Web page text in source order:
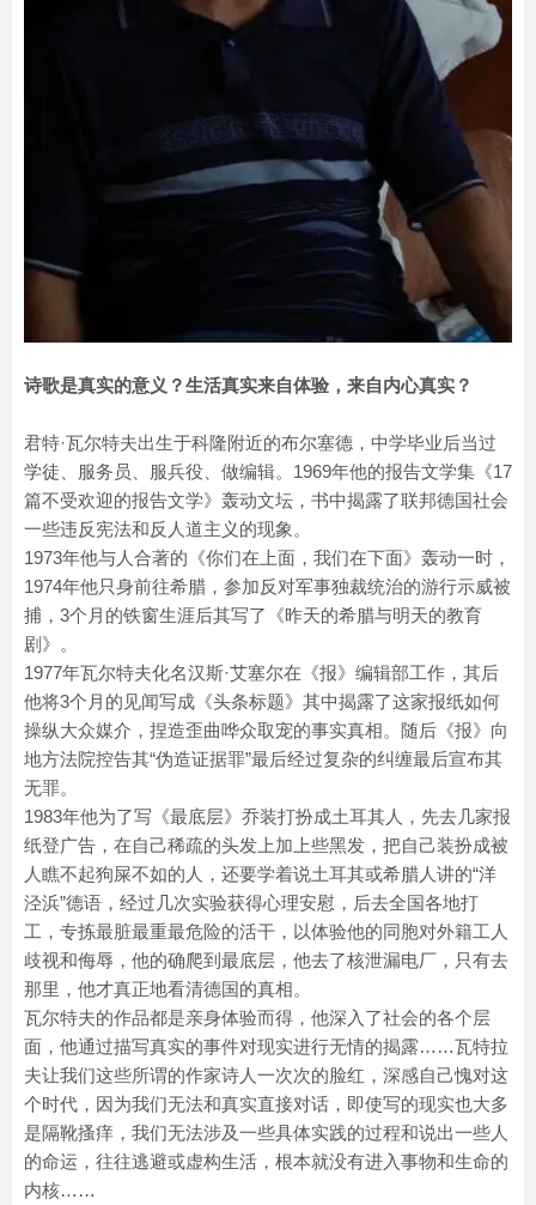
诗歌是真实的意义？生活真实来自体验，来自内心真实？
君特·瓦尔特夫出生于科隆附近的布尔塞德，中学毕业后当过
学徒、服务员、服兵役、做编辑。1969年他的报告文学集《17
篇不受欢迎的报告文学》轰动文坛，书中揭露了联邦德国社会
一些违反宪法和反人道主义的现象。
1973年他与人合著的《你们在上面，我们在下面》轰动一时，
1974年他只身前往希腊，参加反对军事独裁统治的游行示威被
捕，3个月的铁窗生涯后其写了《昨天的希腊与明天的教育
剧》。
1977年瓦尔特夫化名汉斯·艾塞尔在《报》编辑部工作，其后
他将3个月的见闻写成《头条标题》其中揭露了这家报纸如何
操纵大众媒介，捏造歪曲哗众取宠的事实真相。随后《报》向
地方法院控告其“伪造证据罪”最后经过复杂的纠缠最后宣布其
无罪。
1983年他为了写《最底层》乔装打扮成土耳其人，先去几家报
纸登广告，在自己稀疏的头发上加上些黑发，把自己装扮成被
人瞧不起狗屎不如的人，还要学着说土耳其或希腊人讲的“洋
泾浜”德语，经过几次实验获得心理安慰，后去全国各地打
工，专拣最脏最重最危险的活干，以体验他的同胞对外籍工人
歧视和侮辱，他的确爬到最底层，他去了核泄漏电厂，只有去
那里，他才真正地看清德国的真相。
瓦尔特夫的作品都是亲身体验而得，他深入了社会的各个层
面，他通过描写真实的事件对现实进行无情的揭露……瓦特拉
夫让我们这些所谓的作家诗人一次次的脸红，深感自己愧对这
个时代，因为我们无法和真实直接对话，即使写的现实也大多
是隔靴搔痒，我们无法涉及一些具体实践的过程和说出一些人
的命运，往往逃避或虚构生活，根本就没有进入事物和生命的
内核……